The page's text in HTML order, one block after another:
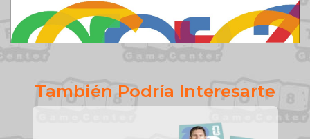
También Podría Interesarte